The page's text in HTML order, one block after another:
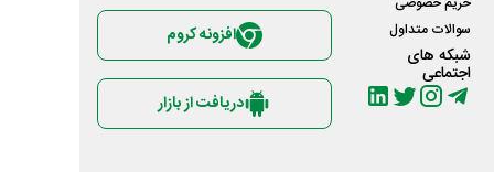
سوالات متداول
شبکه های
اجتماعی
افزونه کروم
دریافت از بازار